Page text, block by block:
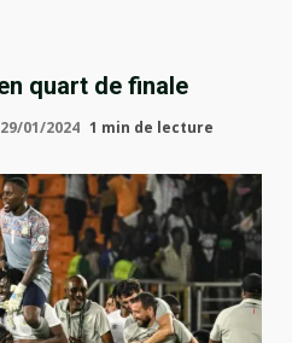
quart de finale
29/01/2024 1 min de lecture